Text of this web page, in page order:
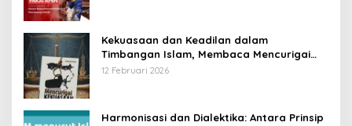
Kekuasaan dan Keadilan dalam
Timbangan Islam, Membaca Mencurigai
Kekuasaan Karya Fitron Nur Iksan
12 Februari 2026
Harmonisasi dan Dialektika: Antara Prinsip